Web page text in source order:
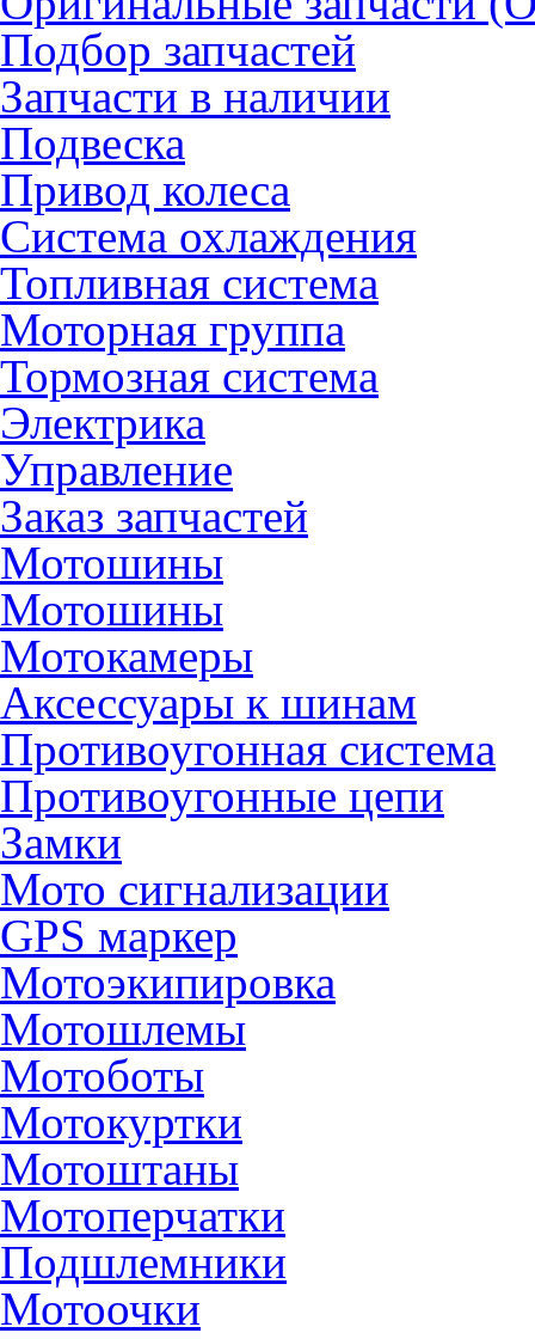
Подбор запчастей
Запчасти в наличии
Подвеска
Привод колеса
Система охлаждения
Топливная система
Моторная группа
Тормозная система
Электрика
Управление
Заказ запчастей
Мотошины
Мотошины
Мотокамеры
Аксессуары к шинам
Противоугонная система
Противоугонные цепи
Замки
Мото сигнализации
GPS маркер
Мотоэкипировка
Мотошлемы
Мотоботы
Мотокуртки
Мотоштаны
Мотоперчатки
Подшлемники
Мотоочки